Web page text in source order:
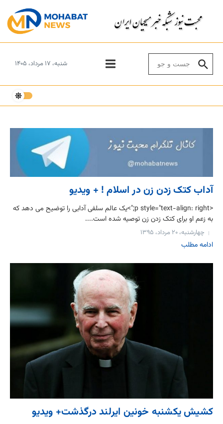
شنبه، ۱۷ مرداد، ۱۴۰۵
آداب کتک زدن زن در اسلام ! + ویدیو
<p style="text-align: right;">یک عالم سلفی آدابی را توضیح می دهد که
به زعم او برای کتک زدن زن توصیه شده است....
چهارشنبه، ۲۰ مرداد، ۱۳۹۵
ادامه مطلب
کشیش یکشنبه خونین ایرلند درگذشت+ ویدیو